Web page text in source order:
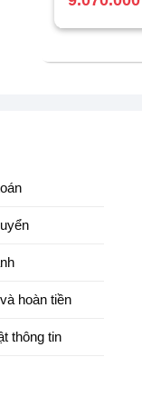
9.070.000 ₫.
hoàn tiền
thông tin